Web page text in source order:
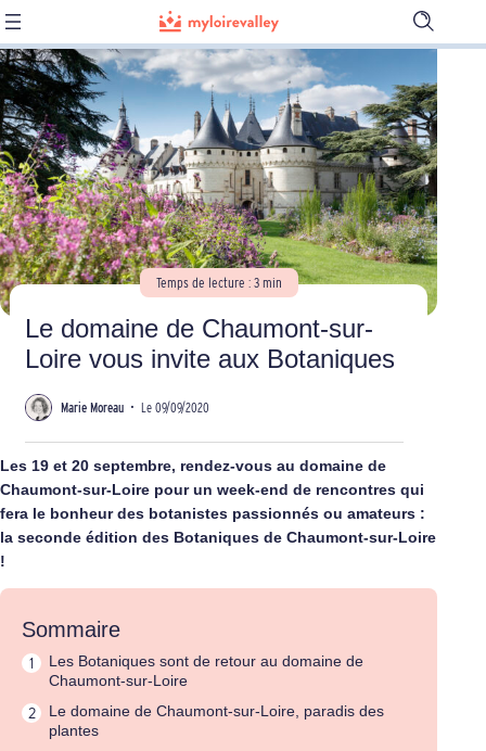
Ouvrir
la
de
Temps de lecture : 3 min
Le domaine de Chaumont-sur-
Loire vous invite aux Botaniques
Marie Moreau • Le 09/09/2020
Les 19 et 20 septembre, rendez-vous au domaine de
Chaumont-sur-Loire pour un week-end de rencontres qui
fera le bonheur des botanistes passionnés ou amateurs :
la seconde édition des Botaniques de Chaumont-sur-Loire
!
Sommaire
Les Botaniques sont de retour au domaine de
Chaumont-sur-Loire
Le domaine de Chaumont-sur-Loire, paradis des
plantes